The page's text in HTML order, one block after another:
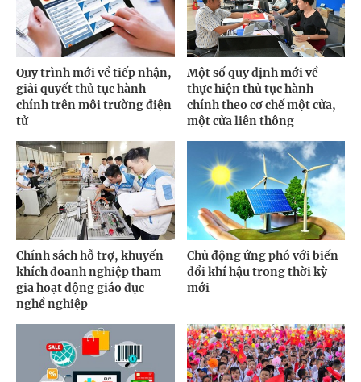
Quy trình mới về tiếp nhận,
giải quyết thủ tục hành
chính trên môi trường điện
tử
Một số quy định mới về
thực hiện thủ tục hành
chính theo cơ chế một cửa,
một cửa liên thông
Chính sách hỗ trợ, khuyến
khích doanh nghiệp tham
gia hoạt động giáo dục
nghề nghiệp
Chủ động ứng phó với biến
đổi khí hậu trong thời kỳ
mới